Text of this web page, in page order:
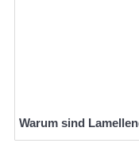
Warum sind